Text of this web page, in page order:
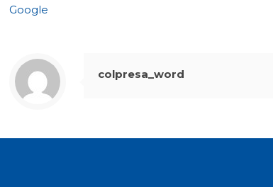
Preescolar
grupo
Google
colpresa_word